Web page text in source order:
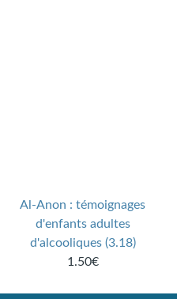
Al-Anon : témoignages
d'enfants adultes
d'alcooliques (3.18)
1.50€